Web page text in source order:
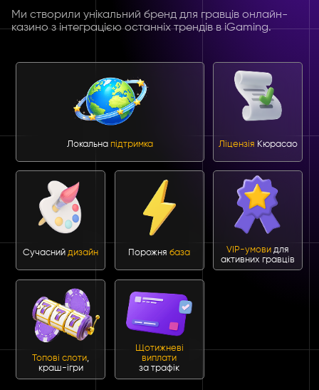
Ми створили унікальний бренд для гравців онлайн-
казино з інтеграцією останніх трендів в iGaming.
Локальна підтримка Ліцензія Кюрасао
Сучаснийдизайн Порожнябаза VIP-умови для
активних гравців
Топові слоти,
краш-ігри
Щотижневі
виплати
за трафік